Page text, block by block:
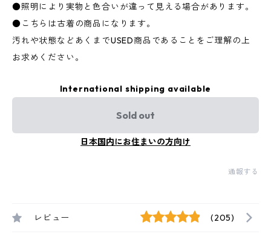
●照明により実物と色合いが違って見える場合があります。
●こちらは古着の商品になります。
汚れや状態などあくまでUSED商品であることをご理解の上
お求めください。
International shipping available
Sold out
日本国内にお住まいの方向け
通報する
レビュー (205)